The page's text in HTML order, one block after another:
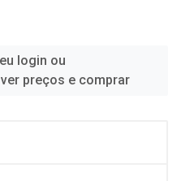
login ou
preços e comprar